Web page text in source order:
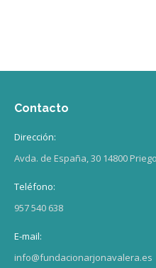
Contacto
Dirección:
Avda. de España, 30 14800
Teléfono:
957 540 638
E-mail:
info@fundacionarjonavalera.es